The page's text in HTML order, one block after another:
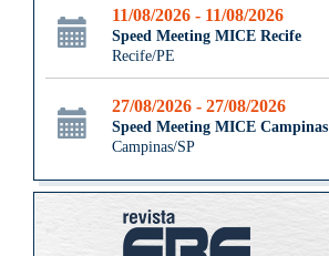
11/08/2026 - 11/08/2026
Speed Meeting MICE Recife
Recife/PE
27/08/2026 - 27/08/2026
Speed Meeting MICE Campinas
Campinas/SP